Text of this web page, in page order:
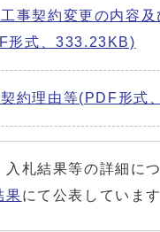
事契約変更の内容及
形式、333.23KB)
契約理由等(PDF形式
札結果等の詳細につ
果にて公表しています